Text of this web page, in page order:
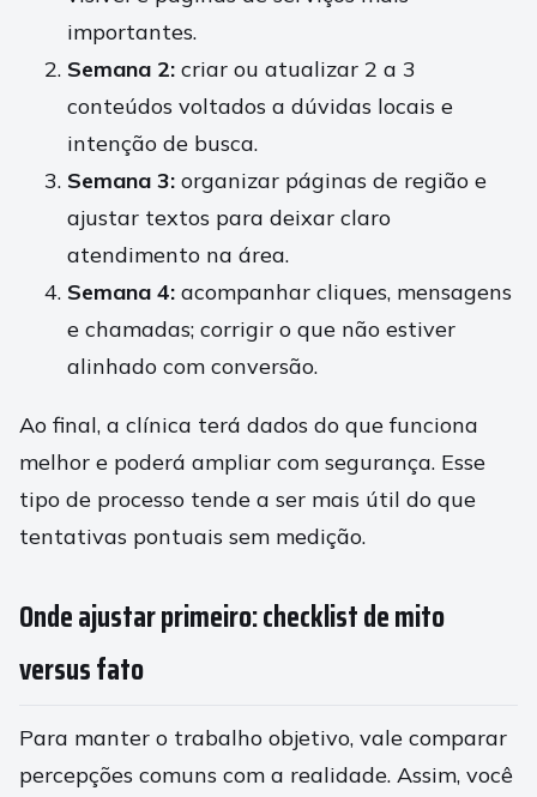
importantes.
Semana 2: criar ou atualizar 2 a 3
conteúdos voltados a dúvidas locais e
intenção de busca.
Semana 3: organizar páginas de região e
ajustar textos para deixar claro
atendimento na área.
Semana 4: acompanhar cliques, mensagens
e chamadas; corrigir o que não estiver
alinhado com conversão.
Ao final, a clínica terá dados do que funciona
melhor e poderá ampliar com segurança. Esse
tipo de processo tende a ser mais útil do que
tentativas pontuais sem medição.
Onde ajustar primeiro: checklist de mito
versus fato
Para manter o trabalho objetivo, vale comparar
percepções comuns com a realidade. Assim, você